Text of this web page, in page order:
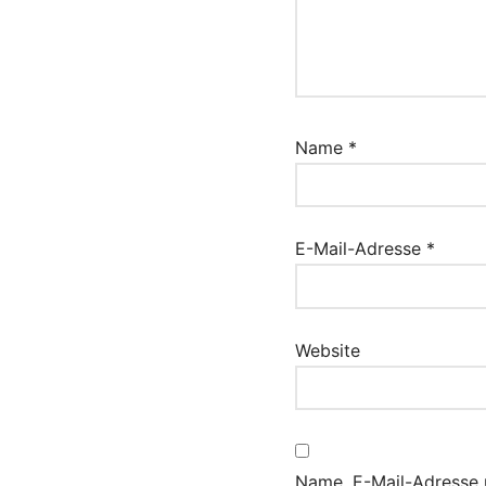
Name *
E-Mail-Adresse *
Website